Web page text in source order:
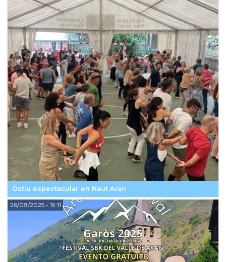
Ostiu espectacular en Naut Aran
26/08/2025- 19:11